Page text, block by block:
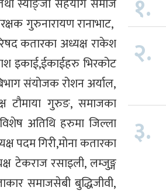
स्याङ्जा सहयोग समाज
गुरुनारायण रानाभाट,
कतारका अध्यक्ष राकेश
इकाई,ईकाईहरु भिरकोट
संयोजक रोशन अर्याल,
टौमाया गुरुङ, समाजका
अतिथि हरुमा जिल्ला
पदम गिरी,मोना कतारका
टेकराज रसाइली, लम्जुङ्ग
समाजसेबी बुद्धिजीवी,
१.
२.
३.